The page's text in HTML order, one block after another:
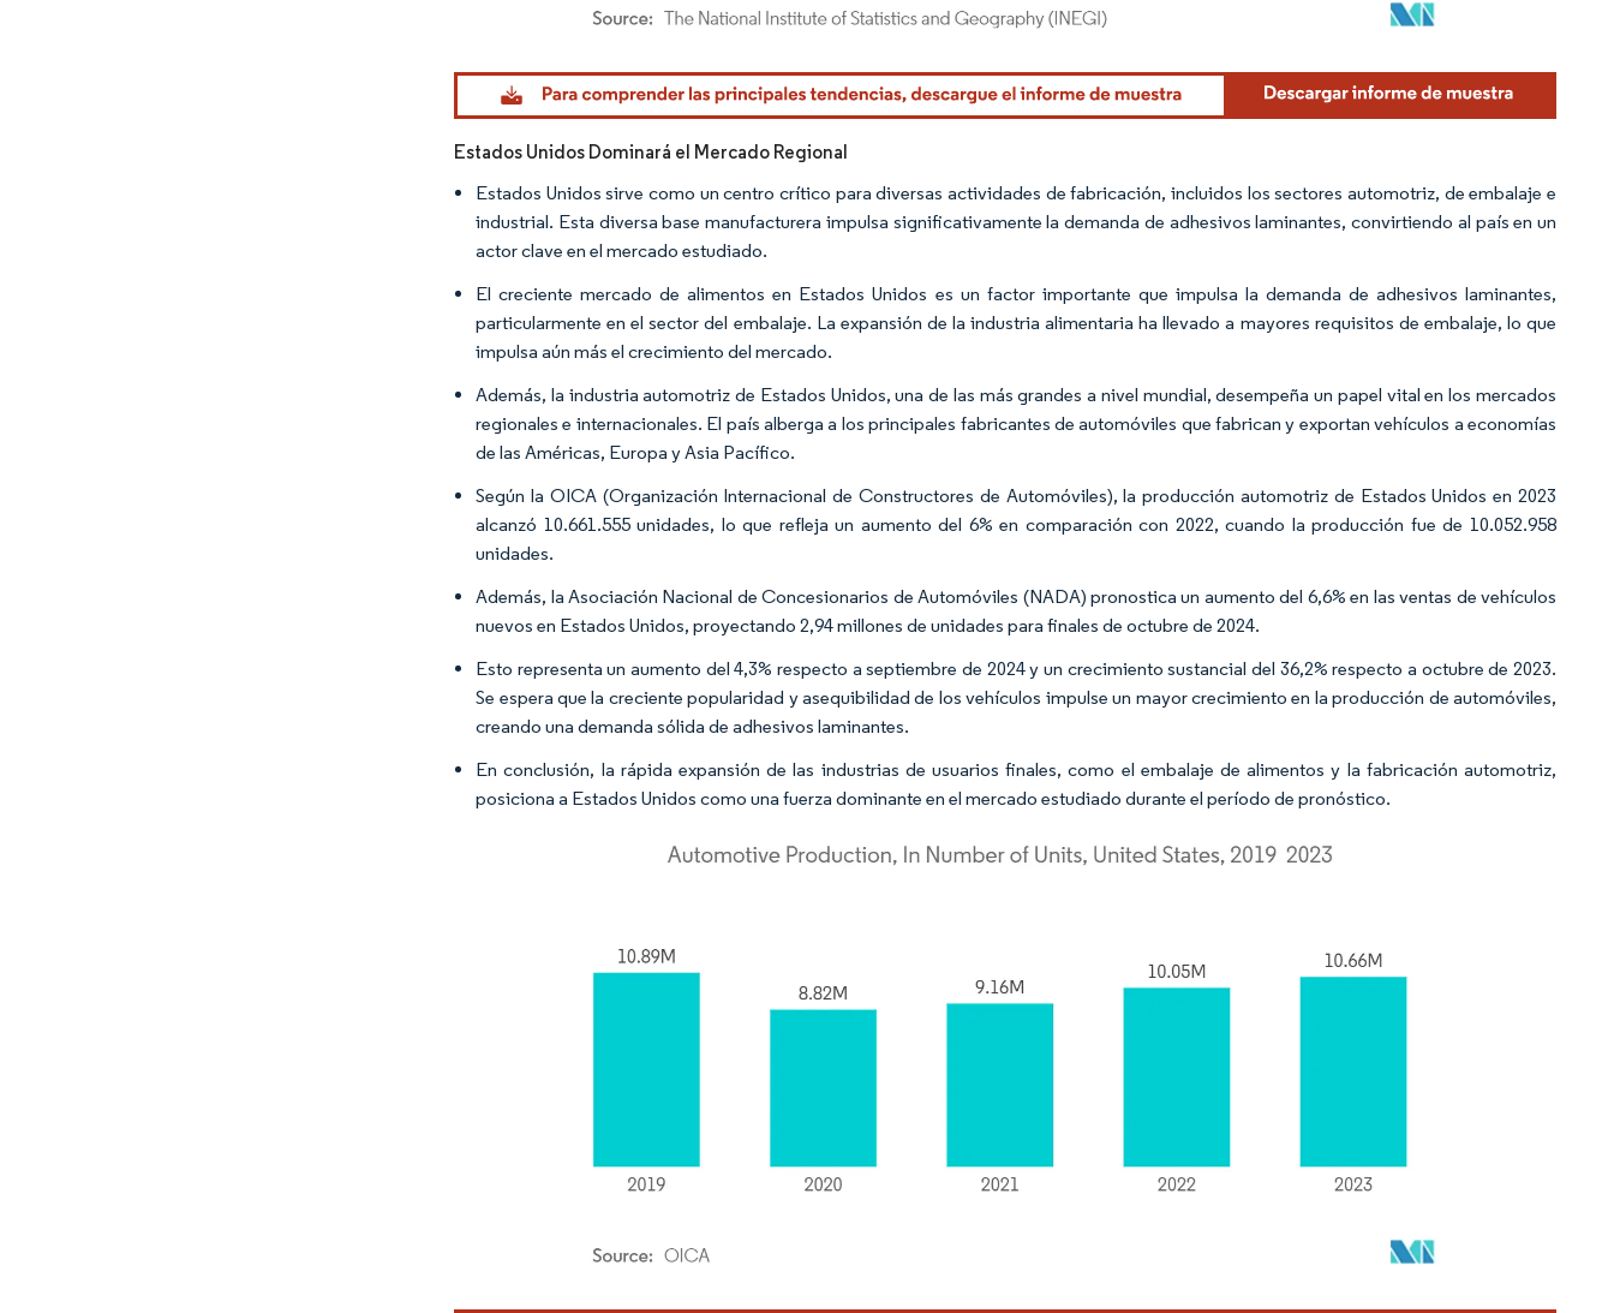
Imagen © Mordor Intelligence. El uso requiere atribución según CC BY 4.0.
Estados Unidos Dominará el Mercado Regional
Estados Unidos sirve como un centro crítico para diversas actividades de fabricación, incluidos los sectores automotriz, de embalaje e
industrial. Esta diversa base manufacturera impulsa significativamente la demanda de adhesivos laminantes, convirtiendo al país en un
actor clave en el mercado estudiado.
El creciente mercado de alimentos en Estados Unidos es un factor importante que impulsa la demanda de adhesivos laminantes,
particularmente en el sector del embalaje. La expansión de la industria alimentaria ha llevado a mayores requisitos de embalaje, lo que
impulsa aún más el crecimiento del mercado.
Además, la industria automotriz de Estados Unidos, una de las más grandes a nivel mundial, desempeña un papel vital en los mercados
regionales e internacionales. El país alberga a los principales fabricantes de automóviles que fabrican y exportan vehículos a economías
de las Américas, Europa y Asia Pacífico.
Según la OICA (Organización Internacional de Constructores de Automóviles), la producción automotriz de Estados Unidos en 2023
alcanzó 10.661.555 unidades, lo que refleja un aumento del 6% en comparación con 2022, cuando la producción fue de 10.052.958
unidades.
Además, la Asociación Nacional de Concesionarios de Automóviles (NADA) pronostica un aumento del 6,6% en las ventas de vehículos
nuevos en Estados Unidos, proyectando 2,94 millones de unidades para finales de octubre de 2024.
Esto representa un aumento del 4,3% respecto a septiembre de 2024 y un crecimiento sustancial del 36,2% respecto a octubre de 2023.
Se espera que la creciente popularidad y asequibilidad de los vehículos impulse un mayor crecimiento en la producción de automóviles,
creando una demanda sólida de adhesivos laminantes.
En conclusión, la rápida expansión de las industrias de usuarios finales, como el embalaje de alimentos y la fabricación automotriz,
posiciona a Estados Unidos como una fuerza dominante en el mercado estudiado durante el período de pronóstico.